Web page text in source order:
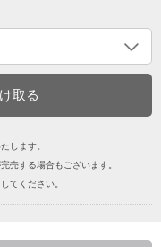
します。
売する場合もございます。
てください。